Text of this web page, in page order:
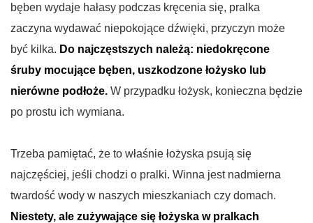
bęben wydaje hałasy podczas kręcenia się, pralka
zaczyna wydawać niepokojące dźwięki, przyczyn może
być kilka. Do najczęstszych należą: niedokręcone
śruby mocujące bęben, uszkodzone łożysko lub
nierówne podłoże. W przypadku łożysk, konieczna będzie
po prostu ich wymiana.
Trzeba pamiętać, że to właśnie łożyska psują się
najczęściej, jeśli chodzi o pralki. Winna jest nadmierna
twardość wody w naszych mieszkaniach czy domach.
Niestety, ale zużywające się łożyska w pralkach